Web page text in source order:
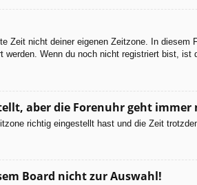
Zeit nicht deiner eigenen Zeitzone. In
werden. Wenn du noch nicht registriert bist,
aber die Forenuhr geht immer
richtig eingestellt hast und die Zeit
Board nicht zur Auswahl!